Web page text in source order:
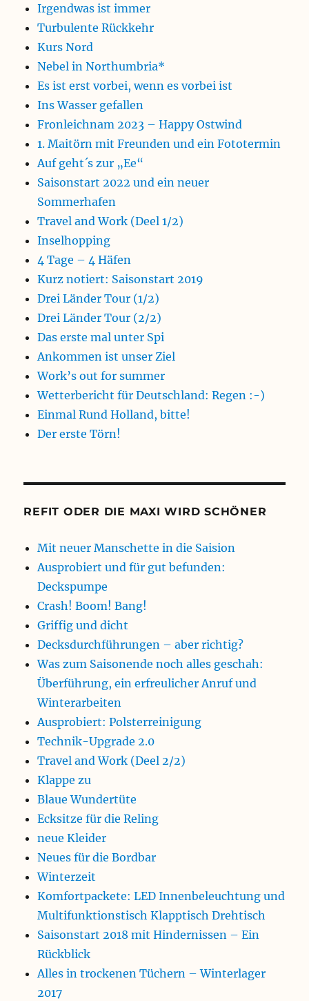
Irgendwas ist immer
Turbulente Rückkehr
Kurs Nord
Nebel in Northumbria*
Es ist erst vorbei, wenn es vorbei ist
Ins Wasser gefallen
Fronleichnam 2023 – Happy Ostwind
1. Maitörn mit Freunden und ein Fototermin
Auf geht´s zur „Ee“
Saisonstart 2022 und ein neuer
Sommerhafen
Travel and Work (Deel 1/2)
Inselhopping
4 Tage – 4 Häfen
Kurz notiert: Saisonstart 2019
Drei Länder Tour (1/2)
Drei Länder Tour (2/2)
Das erste mal unter Spi
Ankommen ist unser Ziel
Work’s out for summer
Wetterbericht für Deutschland: Regen :-)
Einmal Rund Holland, bitte!
Der erste Törn!
REFIT ODER DIE MAXI WIRD SCHÖNER
Mit neuer Manschette in die Saision
Ausprobiert und für gut befunden:
Deckspumpe
Crash! Boom! Bang!
Griffig und dicht
Decksdurchführungen – aber richtig?
Was zum Saisonende noch alles geschah:
Überführung, ein erfreulicher Anruf und
Winterarbeiten
Ausprobiert: Polsterreinigung
Technik-Upgrade 2.0
Travel and Work (Deel 2/2)
Klappe zu
Blaue Wundertüte
Ecksitze für die Reling
neue Kleider
Neues für die Bordbar
Winterzeit
Komfortpackete: LED Innenbeleuchtung und
Multifunktionstisch Klapptisch Drehtisch
Saisonstart 2018 mit Hindernissen – Ein
Rückblick
Alles in trockenen Tüchern – Winterlager
2017